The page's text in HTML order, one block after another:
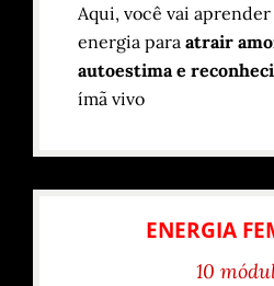
Aqui, você vai aprender
energia para atrair
autoestima e
ímã vivo
ENERGIA
10